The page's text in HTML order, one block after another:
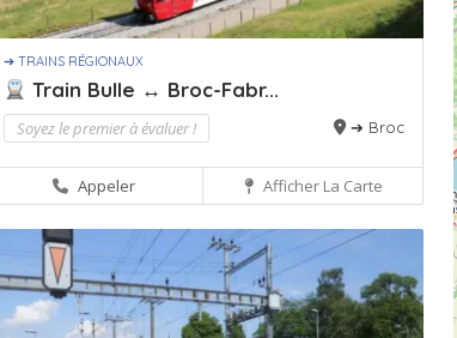
➔ TRAINS RÉGIONAUX
Train Bulle ↔ Broc-Fabr...
Soyez le premier à évaluer ! ➔ Broc
Appeler Afficher La Carte